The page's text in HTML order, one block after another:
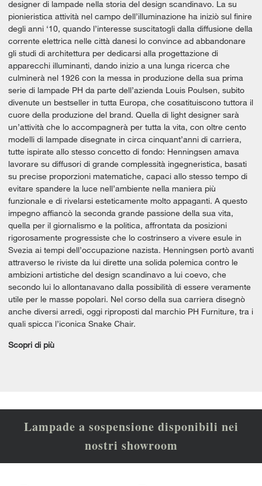
designer di lampade nella storia del design scandinavo. La su
pionieristica attività nel campo dell’illuminazione ha iniziò sul finire
degli anni ‘10, quando l’interesse suscitatogli dalla diffusione della
corrente elettrica nelle città danesi lo convince ad abbandonare
gli studi di architettura per dedicarsi alla progettazione di
apparecchi illuminanti, dando inizio a una lunga ricerca che
culminerà nel 1926 con la messa in produzione della sua prima
serie di lampade PH da parte dell’azienda Louis Poulsen, subito
divenute un bestseller in tutta Europa, che cosatituiscono tuttora il
cuore della produzione del brand. Quella di light designer sarà
un’attività che lo accompagnerà per tutta la vita, con oltre cento
modelli di lampade disegnate in circa cinquant’anni di carriera,
tutte ispirate allo stesso concetto di fondo: Henningsen amava
lavorare su diffusori di grande complessità ingegneristica, basati
su precise proporzioni matematiche, capaci allo stesso tempo di
evitare spandere la luce nell’ambiente nella maniera più
funzionale e di rivelarsi esteticamente molto appaganti. A questo
impegno affiancò la seconda grande passione della sua vita,
quella per il giornalismo e la politica, affrontata da posizioni
rigorosamente progressiste che lo costrinsero a vivere esule in
Svezia ai tempi dell’occupazione nazista. Henningsen portò avanti
attraverso le riviste da lui dirette una solida polemica contro le
ambizioni artistiche del design scandinavo a lui coevo, che
secondo lui lo allontanavano dalla possibilità di essere veramente
utile per le masse popolari. Nel corso della sua carriera disegnò
anche diversi arredi, oggi riproposti dal marchio PH Furniture, tra i
quali spicca l’iconica Snake Chair.
Scopri di più
Lampade a sospensione disponibili nei
nostri showroom